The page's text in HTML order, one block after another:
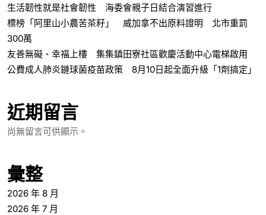
生活韌性就是社會韌性 海委會親子日結合演習進行
標榜「阿里山小農苦茶籽」 威加拿不出原料證明 北市重罰
300萬
友善無礙、幸福上樓 集集鎮田寮社區歡慶活動中心電梯啟用
公費成人肺炎鏈球菌疫苗政策 8月10日起全面升級「1劑搞定」
近期留言
尚無留言可供顯示。
彙整
2026 年 8 月
2026 年 7 月